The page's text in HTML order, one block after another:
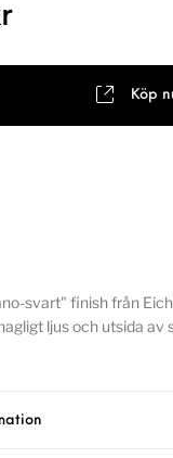
Köp
svart" finish från
ljus och utsida av